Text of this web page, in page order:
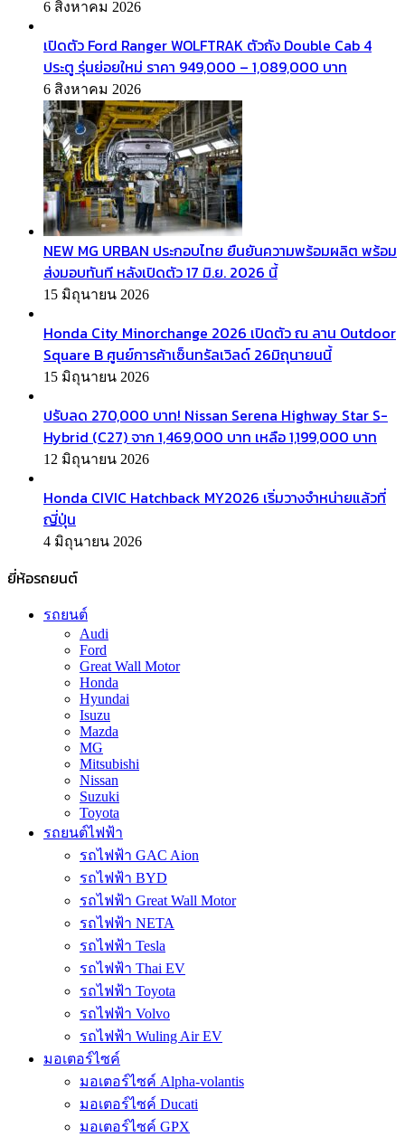
6 สิงหาคม 2026
เปิดตัว Ford Ranger WOLFTRAK ตัวถัง Double Cab 4
ประตู รุ่นย่อยใหม่ ราคา 949,000 – 1,089,000 บาท
6 สิงหาคม 2026
NEW MG URBAN ประกอบไทย ยืนยันความพร้อมผลิต พร้อม
ส่งมอบทันที หลังเปิดตัว 17 มิ.ย. 2026 นี้
15 มิถุนายน 2026
Honda City Minorchange 2026 เปิดตัว ณ ลาน Outdoor
Square B ศูนย์การค้าเซ็นทรัลเวิลด์ 26มิถุนายนนี้
15 มิถุนายน 2026
ปรับลด 270,000 บาท! Nissan Serena Highway Star S-
Hybrid (C27) จาก 1,469,000 บาท เหลือ 1,199,000 บาท
12 มิถุนายน 2026
Honda CIVIC Hatchback MY2026 เริ่มวางจำหน่ายแล้วที่
ญี่ปุ่น
4 มิถุนายน 2026
ยี่ห้อรถยนต์
รถยนต์
Audi
Ford
Great Wall Motor
Honda
Hyundai
Isuzu
Mazda
MG
Mitsubishi
Nissan
Suzuki
Toyota
รถยนต์ไฟฟ้า
รถไฟฟ้า GAC Aion
รถไฟฟ้า BYD
รถไฟฟ้า Great Wall Motor
รถไฟฟ้า NETA
รถไฟฟ้า Tesla
รถไฟฟ้า Thai EV
รถไฟฟ้า Toyota
รถไฟฟ้า Volvo
รถไฟฟ้า Wuling Air EV
มอเตอร์ไซค์
มอเตอร์ไซค์ Alpha-volantis
มอเตอร์ไซค์ Ducati
มอเตอร์ไซค์ GPX